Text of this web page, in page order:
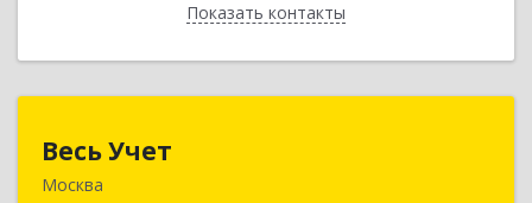
Показать контакты
Назад
Весь Учет
Москва
109004, Москва г, Николоямская ул, дом № 52,